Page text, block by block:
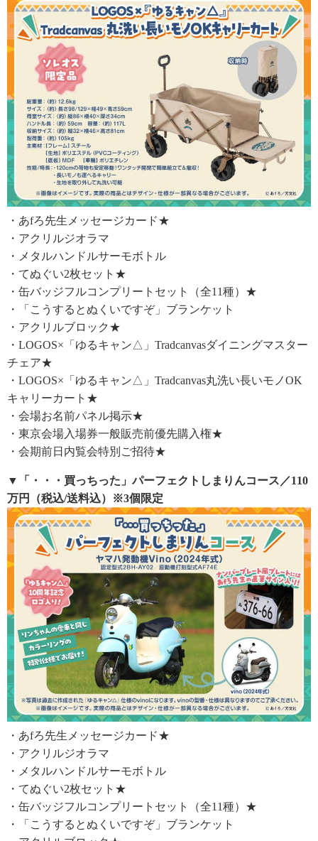
・あfろ先生メッセージカード★
・アクリルジオラマ
・メタルハンドルサーモボトル
・てぬぐい2枚セット★
・缶バッジフルコンプリートセット（全11種）★
・「こうするとぬくいですぞ」ブランケット
・アクリルブロック★
・LOGOS×「ゆるキャン△」Tradcanvasダイニングマスター
チェア★
・LOGOS×「ゆるキャン△」Tradcanvas丸洗い長いモノOK
キャリーカート★
・会場お名前パネル掲示★
・東京会場入場券一般販売前優先購入権★
・会期前日内覧会特別ご招待★
▼「・・・買っちった」パーフェクトしまりんコース／110
万円（税込/送料込）※3個限定
・あfろ先生メッセージカード★
・アクリルジオラマ
・メタルハンドルサーモボトル
・てぬぐい2枚セット★
・缶バッジフルコンプリートセット（全11種）★
・「こうするとぬくいですぞ」ブランケット